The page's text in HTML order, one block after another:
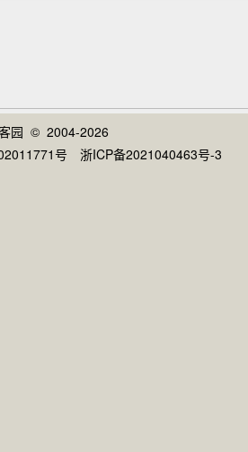
园 © 2004-2026
号
浙ICP备2021040463号-3